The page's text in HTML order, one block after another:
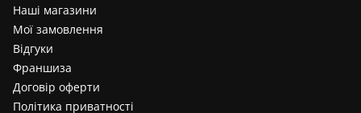
Наші магазини
Мої замовлення
Відгуки
Франшиза
Договір оферти
Політика приватності